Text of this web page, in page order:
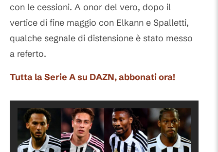
con le cessioni. A onor del vero, dopo il
vertice di fine maggio con Elkann e Spalletti,
qualche segnale di distensione è stato messo
a referto.
Tutta la Serie A su DAZN, abbonati ora!